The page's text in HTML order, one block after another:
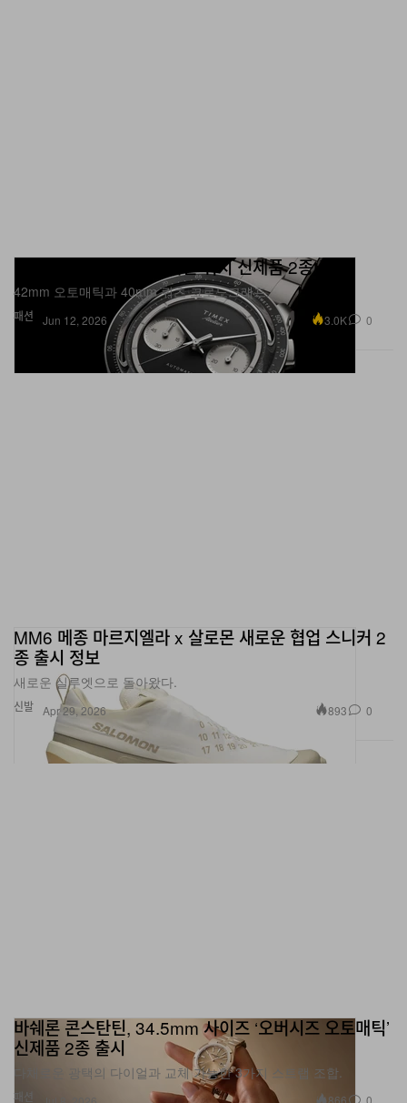
패션
42mm 오토매틱과 40mm 쿼츠 크로노그래프.
Jun 12, 2026
신발
종 출시 정보
새로운 실루엣으로 돌아왔다.
Apr 29, 2026
신제품 2종 출시
다채로운 광택의 다이얼과 교체 가능한 3가지 스트랩 조합.
Jul 8, 2026 866